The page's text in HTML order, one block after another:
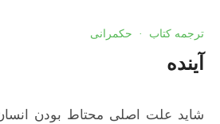
ترجمه کتاب · حکمرانی
آینده
شاید علت اصلی محتاط بودن